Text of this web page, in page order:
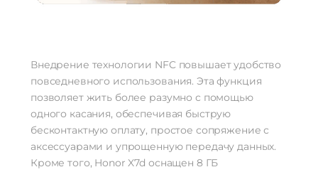
Внедрение технологии NFC повышает удобство
повседневного использования. Эта функция
позволяет жить более разумно с помощью
одного касания, обеспечивая быструю
бесконтактную оплату, простое сопряжение с
аксессуарами и упрощенную передачу данных.
Кроме того, Honor X7d оснащен 8 ГБ